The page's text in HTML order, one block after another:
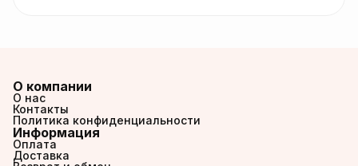
О компании
О нас
Контакты
Политика конфиденциальности
Информация
Оплата
Доставка